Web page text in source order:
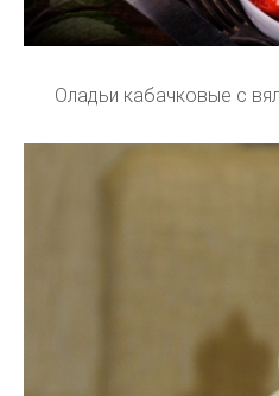
Оладьи кабачковые с